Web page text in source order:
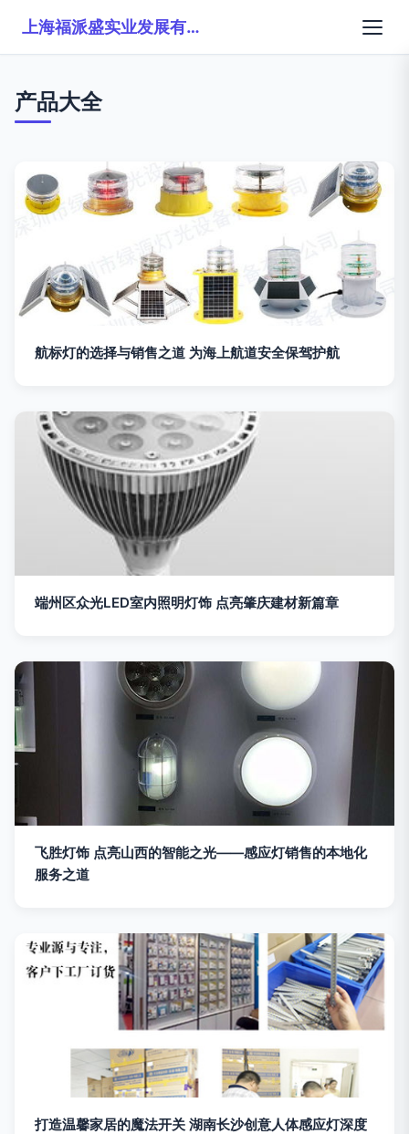
上海福派盛实业发展有限公司
产品大全
航标灯的选择与销售之道 为海上航道安全保驾护航
端州区众光LED室内照明灯饰 点亮肇庆建材新篇章
飞胜灯饰 点亮山西的智能之光——感应灯销售的本地化
服务之道
打造温馨家居的魔法开关 湖南长沙创意人体感应灯深度